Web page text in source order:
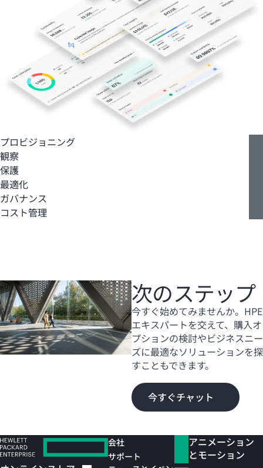
プロビジョニング
観察
保護
最適化
ガバナンス
コスト管理
次のステップ
今すぐ始めてみませんか。HPE
エキスパートを交えて、購入オ
プションの検討やビジネスニー
ズに最適なソリューションを探
すこともできます。
今すぐチャット
会社
サポート
アニメーション
とモーション